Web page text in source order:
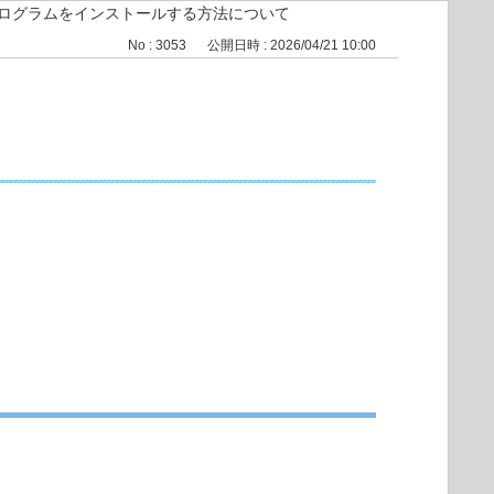
グラムをインストールする方法について
No : 3053 公開日時 : 2026/04/21 10:00